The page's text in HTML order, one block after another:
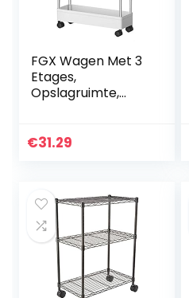
FGX Wagen Met 3
Etages,
Opslagruimte,
Afneembaar,
€31.29